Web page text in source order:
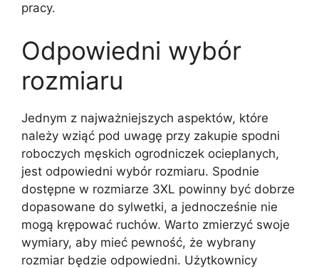
pracy.
Odpowiedni wybór
rozmiaru
Jednym z najważniejszych aspektów, które
należy wziąć pod uwagę przy zakupie spodni
roboczych męskich ogrodniczek ocieplanych,
jest odpowiedni wybór rozmiaru. Spodnie
dostępne w rozmiarze 3XL powinny być dobrze
dopasowane do sylwetki, a jednocześnie nie
mogą krępować ruchów. Warto zmierzyć swoje
wymiary, aby mieć pewność, że wybrany
rozmiar będzie odpowiedni. Użytkownicy